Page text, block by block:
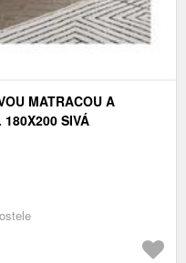
MATRACOU A
180X200 SIVÁ